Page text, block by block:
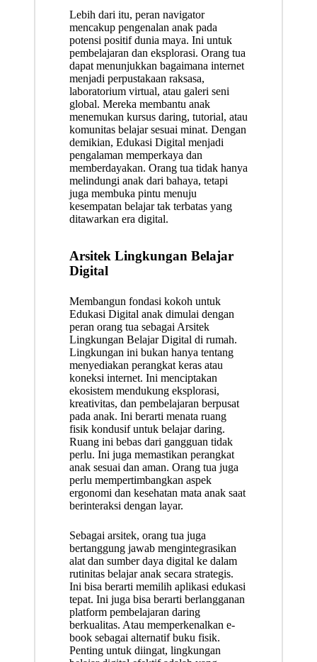
Lebih dari itu, peran navigator
mencakup pengenalan anak pada
potensi positif dunia maya. Ini untuk
pembelajaran dan eksplorasi. Orang tua
dapat menunjukkan bagaimana internet
menjadi perpustakaan raksasa,
laboratorium virtual, atau galeri seni
global. Mereka membantu anak
menemukan kursus daring, tutorial, atau
komunitas belajar sesuai minat. Dengan
demikian, Edukasi Digital menjadi
pengalaman memperkaya dan
memberdayakan. Orang tua tidak hanya
melindungi anak dari bahaya, tetapi
juga membuka pintu menuju
kesempatan belajar tak terbatas yang
ditawarkan era digital.
Arsitek Lingkungan Belajar
Digital
Membangun fondasi kokoh untuk
Edukasi Digital anak dimulai dengan
peran orang tua sebagai Arsitek
Lingkungan Belajar Digital di rumah.
Lingkungan ini bukan hanya tentang
menyediakan perangkat keras atau
koneksi internet. Ini menciptakan
ekosistem mendukung eksplorasi,
kreativitas, dan pembelajaran berpusat
pada anak. Ini berarti menata ruang
fisik kondusif untuk belajar daring.
Ruang ini bebas dari gangguan tidak
perlu. Ini juga memastikan perangkat
anak sesuai dan aman. Orang tua juga
perlu mempertimbangkan aspek
ergonomi dan kesehatan mata anak saat
berinteraksi dengan layar.
Sebagai arsitek, orang tua juga
bertanggung jawab mengintegrasikan
alat dan sumber daya digital ke dalam
rutinitas belajar anak secara strategis.
Ini bisa berarti memilih aplikasi edukasi
tepat. Ini juga bisa berarti berlangganan
platform pembelajaran daring
berkualitas. Atau memperkenalkan e-
book sebagai alternatif buku fisik.
Penting untuk diingat, lingkungan